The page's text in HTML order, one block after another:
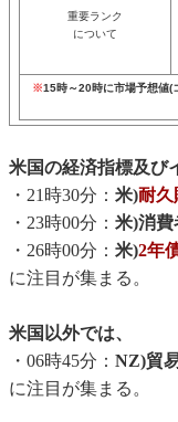
重要ランク
について
※15時～20時に市場予想値(
米国の経済指標及び
・21時30分： 米)耐久
・23時00分： 米)消費
・26時00分： 米)2年
に注目が集まる。
米国以外では、
・06時45分： NZ)貿
に注目が集まる。